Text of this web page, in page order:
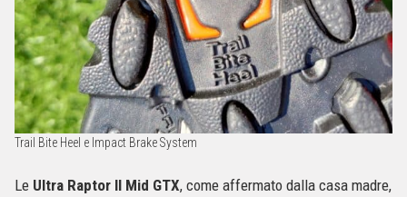
Trail Bite Heel e Impact Brake System
Le Ultra Raptor II Mid GTX, come affermato dalla casa madre,